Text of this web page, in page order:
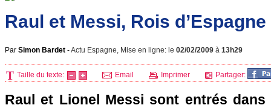
Raul et Messi, Rois d’Espagne
Par Simon Bardet -Actu Espagne, Mise en ligne: le 02/02/2009 à 13h29
Taille du texte: Email Imprimer Partager:
Raul et Lionel Messi sont entrés dans